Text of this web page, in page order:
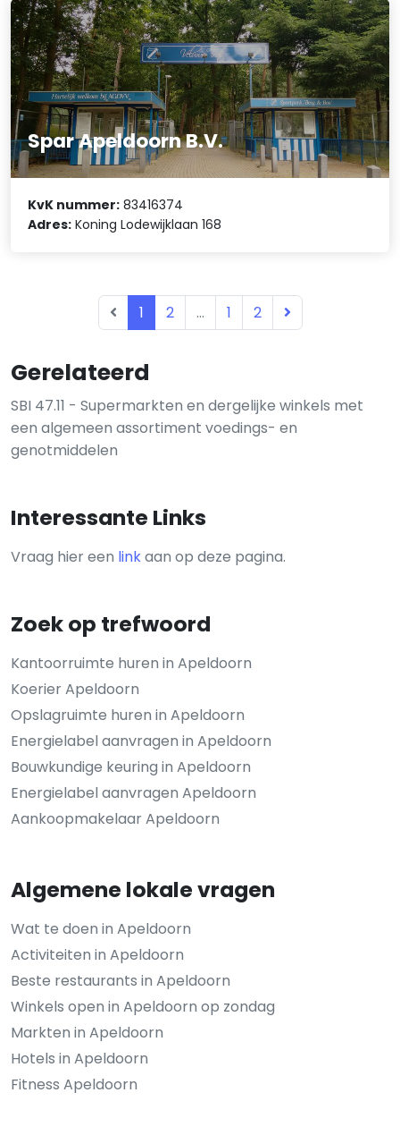
Gerelateerd
SBI 47.11 - Supermarkten en dergelijke winkels met
een algemeen assortiment voedings- en
genotmiddelen
Interessante Links
Vraag hier een linkaan op deze pagina.
Zoek op trefwoord
Kantoorruimte huren in Apeldoorn
Koerier Apeldoorn
Opslagruimte huren in Apeldoorn
Energielabel aanvragen in Apeldoorn
Bouwkundige keuring in Apeldoorn
Energielabel aanvragen Apeldoorn
Aankoopmakelaar Apeldoorn
Algemene lokale vragen
Wat te doen in Apeldoorn
Activiteiten in Apeldoorn
Beste restaurants in Apeldoorn
Winkels open in Apeldoorn op zondag
Markten in Apeldoorn
Hotels in Apeldoorn
Fitness Apeldoorn
Spar Apeldoorn B.V.
KvK nummer: 83416374
Adres: Koning Lodewijklaan 168
1 2 ... 1 2